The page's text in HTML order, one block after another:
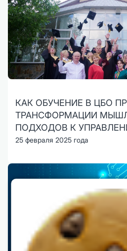
КАК ОБУЧЕНИЕ В ЦБО
ТРАНСФОРМАЦИИ
ПОДХОДОВ К
25 февраля 2025 года